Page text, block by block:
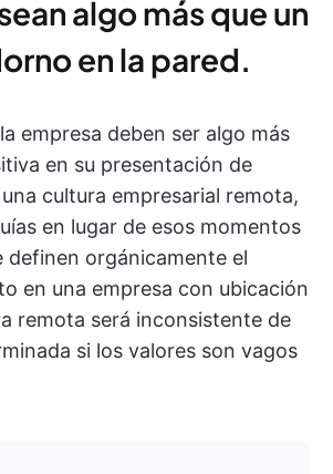
algo más que un
en la pared.
empresa deben ser algo más
en su presentación de
cultura empresarial remota,
en lugar de esos momentos
definen orgánicamente el
en una empresa con ubicación
remota será inconsistente de
si los valores son vagos